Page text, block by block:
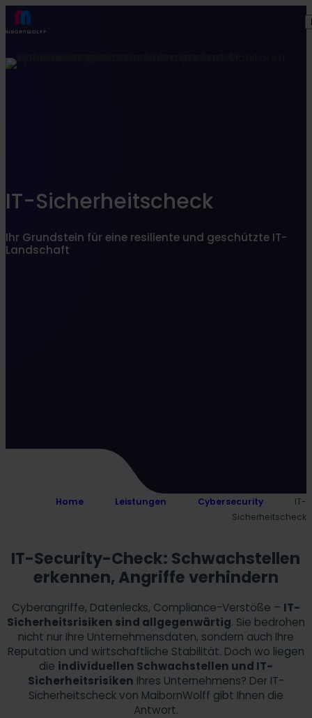
IT-Sicherheitscheck
Ihr Grundstein für eine resiliente und geschützte IT-
Landschaft
Home Leistungen Cybersecurity
IT-
Sicherheitscheck
IT-Security-Check: Schwachstellen
erkennen, Angriffe verhindern
Cyberangriffe, Datenlecks, Compliance-Verstöße – IT-
Sicherheitsrisiken sind allgegenwärtig. Sie bedrohen
nicht nur Ihre Unternehmensdaten, sondern auch Ihre
Reputation und wirtschaftliche Stabilität. Doch wo liegen
die individuellen Schwachstellen und IT-
Sicherheitsrisiken Ihres Unternehmens? Der IT-
Sicherheitscheck von MaibornWolff gibt Ihnen die
Antwort.
Finden Sie, was zu Ihnen passt